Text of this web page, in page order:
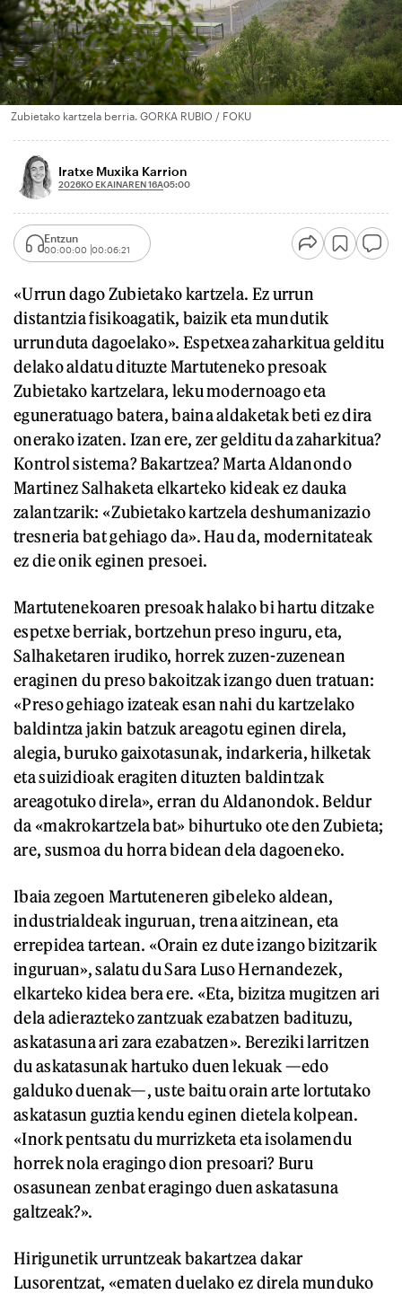
Zubietako kartzela berria. GORKA RUBIO / FOKU
Iratxe Muxika Karrion
2026KO EKAINAREN 16A05:00
Entzun
00:00:00 00:06:21
«Urrun dago Zubietako kartzela. Ez urrun
distantzia fisikoagatik, baizik eta mundutik
urrunduta dagoelako». Espetxea zaharkitua gelditu
delako aldatu dituzte Martuteneko presoak
Zubietako kartzelara, leku modernoago eta
eguneratuago batera, baina aldaketak beti ez dira
onerako izaten. Izan ere, zer gelditu da zaharkitua?
Kontrol sistema? Bakartzea? Marta Aldanondo
Martinez Salhaketa elkarteko kideak ez dauka
zalantzarik: «Zubietako kartzela deshumanizazio
tresneria bat gehiago da». Hau da, modernitateak
ez die onik eginen presoei.
Martutenekoaren presoak halako bi hartu ditzake
espetxe berriak, bortzehun preso inguru, eta,
Salhaketaren irudiko, horrek zuzen-zuzenean
eraginen du preso bakoitzak izango duen tratuan:
«Preso gehiago izateak esan nahi du kartzelako
baldintza jakin batzuk areagotu eginen direla,
alegia, buruko gaixotasunak, indarkeria, hilketak
eta suizidioak eragiten dituzten baldintzak
areagotuko direla», erran du Aldanondok. Beldur
da «makrokartzela bat» bihurtuko ote den Zubieta;
are, susmoa du horra bidean dela dagoeneko.
Ibaia zegoen Martuteneren gibeleko aldean,
industrialdeak inguruan, trena aitzinean, eta
errepidea tartean. «Orain ez dute izango bizitzarik
inguruan», salatu du Sara Luso Hernandezek,
elkarteko kidea bera ere. «Eta, bizitza mugitzen ari
dela adierazteko zantzuak ezabatzen badituzu,
askatasuna ari zara ezabatzen». Bereziki larritzen
du askatasunak hartuko duen lekuak —edo
galduko duenak—, uste baitu orain arte lortutako
askatasun guztia kendu eginen dietela kolpean.
«Inork pentsatu du murrizketa eta isolamendu
horrek nola eragingo dion presoari? Buru
osasunean zenbat eragingo duen askatasuna
galtzeak?».
Hirigunetik urruntzeak bakartzea dakar
Lusorentzat, «ematen duelako ez direla munduko